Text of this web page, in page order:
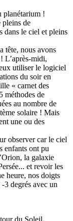
planétarium !
pleins de
dans le ciel et pleins
tête, nous avons
L’après-midi,
utiliser le logiciel
du soir en
« carnet des
méthodes de
au nombre de
solaire ! Mais
une ou des
observer car le ciel
enfants ont pu
la galaxie
et revoir les
heure, nos doigts
3 degrés avec un